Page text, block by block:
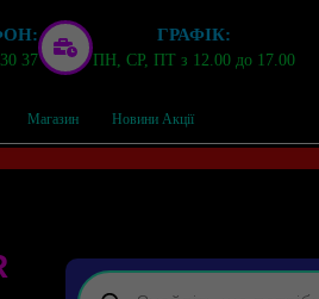
37
ГРАФІК:
ПН, СР, ПТ з 12.00 до 17.00
Магазин Новини Акції